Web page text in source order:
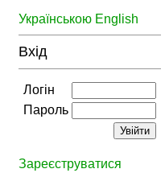
Українською English
Вхід
Логін
Пароль
Зареєструватися